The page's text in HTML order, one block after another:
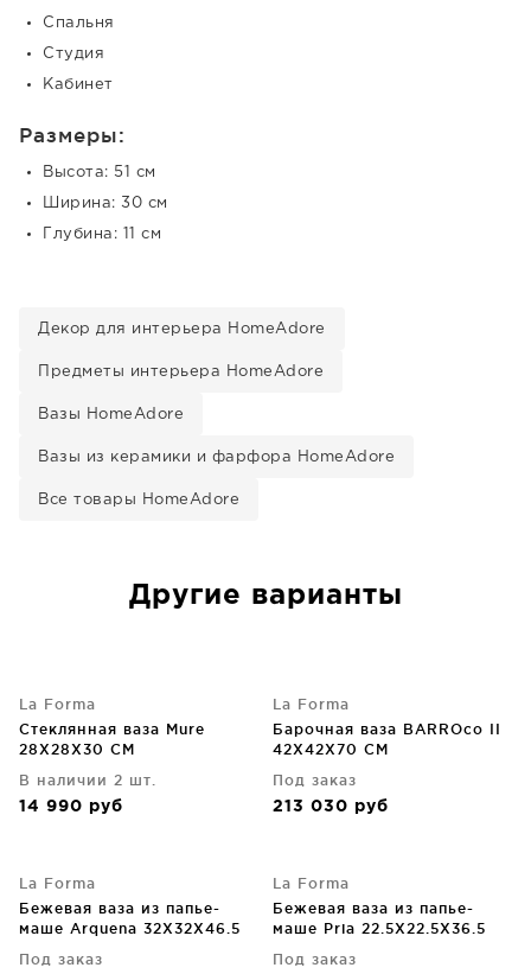
Спальня
Студия
Кабинет
Размеры:
Высота: 51 см
Ширина: 30 см
Глубина: 11 см
Декор для интерьера HomeAdore
Предметы интерьера HomeAdore
Вазы HomeAdore
Вазы из керамики и фарфора HomeAdore
Все товары HomeAdore
Другие варианты
La Forma
Cтеклянная ваза Mure
28X28X30 CM
В наличии 2 шт.
14 990 руб
La Forma
Барочная ваза BARROco II
42X42X70 CM
Под заказ
213 030 руб
La Forma
Бежевая ваза из папье-
маше Arquena 32X32X46.5
Под заказ
La Forma
Бежевая ваза из папье-
маше Pria 22.5X22.5X36.5
Под заказ